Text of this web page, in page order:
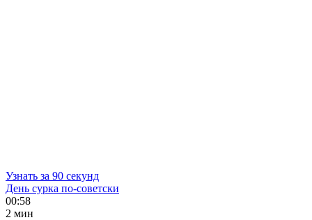
Узнать за 90 секунд
День сурка по-советски
00:58
2 мин